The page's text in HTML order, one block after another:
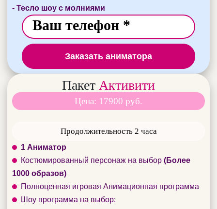
- Тесло шоу с молниями
Заказать аниматора
Пакет Активити
Цена: 17900 руб.
Продолжительность 2 часа
1 Аниматор
Костюмированный персонаж на выбор (Более
1000 образов)
Полноценная игровая Анимационная программа
Шоу программа на выбор: